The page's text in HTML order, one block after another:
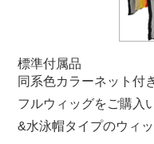
標準付属品
同系色カラーネット付
フルウィッグをご購入
&水泳帽タイプのウィ